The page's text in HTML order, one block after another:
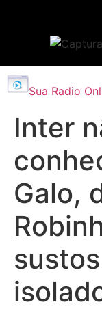
Sua Radio
Inter
Galo,